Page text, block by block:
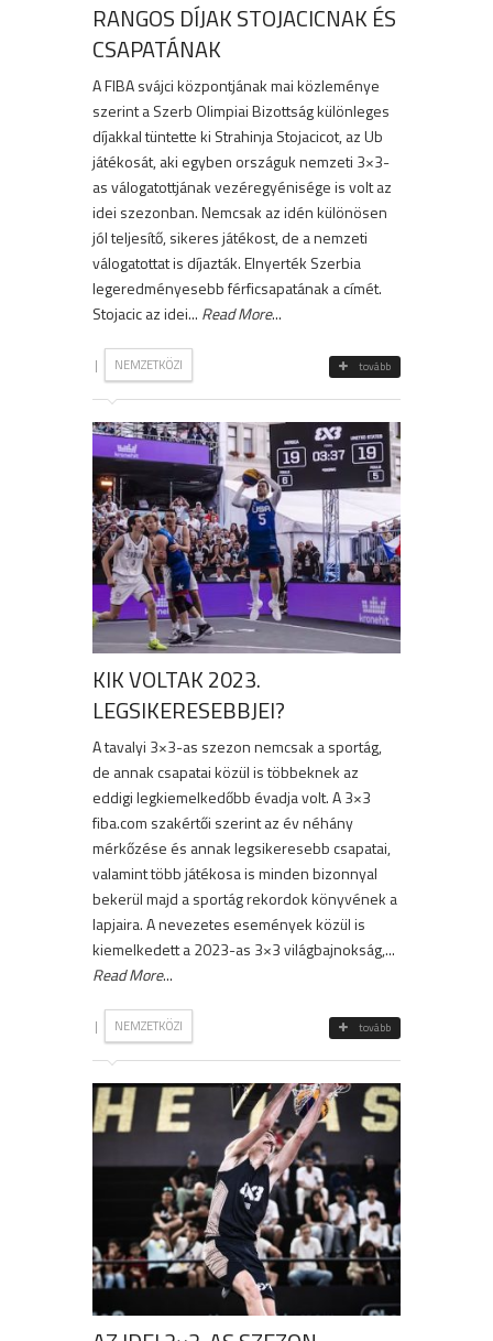
RANGOS DÍJAK STOJACICNAK ÉS
CSAPATÁNAK
A FIBA svájci központjának mai közleménye
szerint a Szerb Olimpiai Bizottság különleges
díjakkal tüntette ki Strahinja Stojacicot, az Ub
játékosát, aki egyben országuk nemzeti 3×3-
as válogatottjának vezéregyénisége is volt az
idei szezonban. Nemcsak az idén különösen
jól teljesítő, sikeres játékost, de a nemzeti
válogatottat is díjazták. Elnyerték Szerbia
legeredményesebb férficsapatának a címét.
Stojacic az idei... Read More...
| NEMZETKÖZI tovább
KIK VOLTAK 2023.
LEGSIKERESEBBJEI?
A tavalyi 3×3-as szezon nemcsak a sportág,
de annak csapatai közül is többeknek az
eddigi legkiemelkedőbb évadja volt. A 3×3
fiba.com szakértői szerint az év néhány
mérkőzése és annak legsikeresebb csapatai,
valamint több játékosa is minden bizonnyal
bekerül majd a sportág rekordok könyvének a
lapjaira. A nevezetes események közül is
kiemelkedett a 2023-as 3×3 világbajnokság,...
Read More...
| NEMZETKÖZI tovább